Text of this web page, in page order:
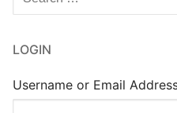
:
LOGIN
Username or Email